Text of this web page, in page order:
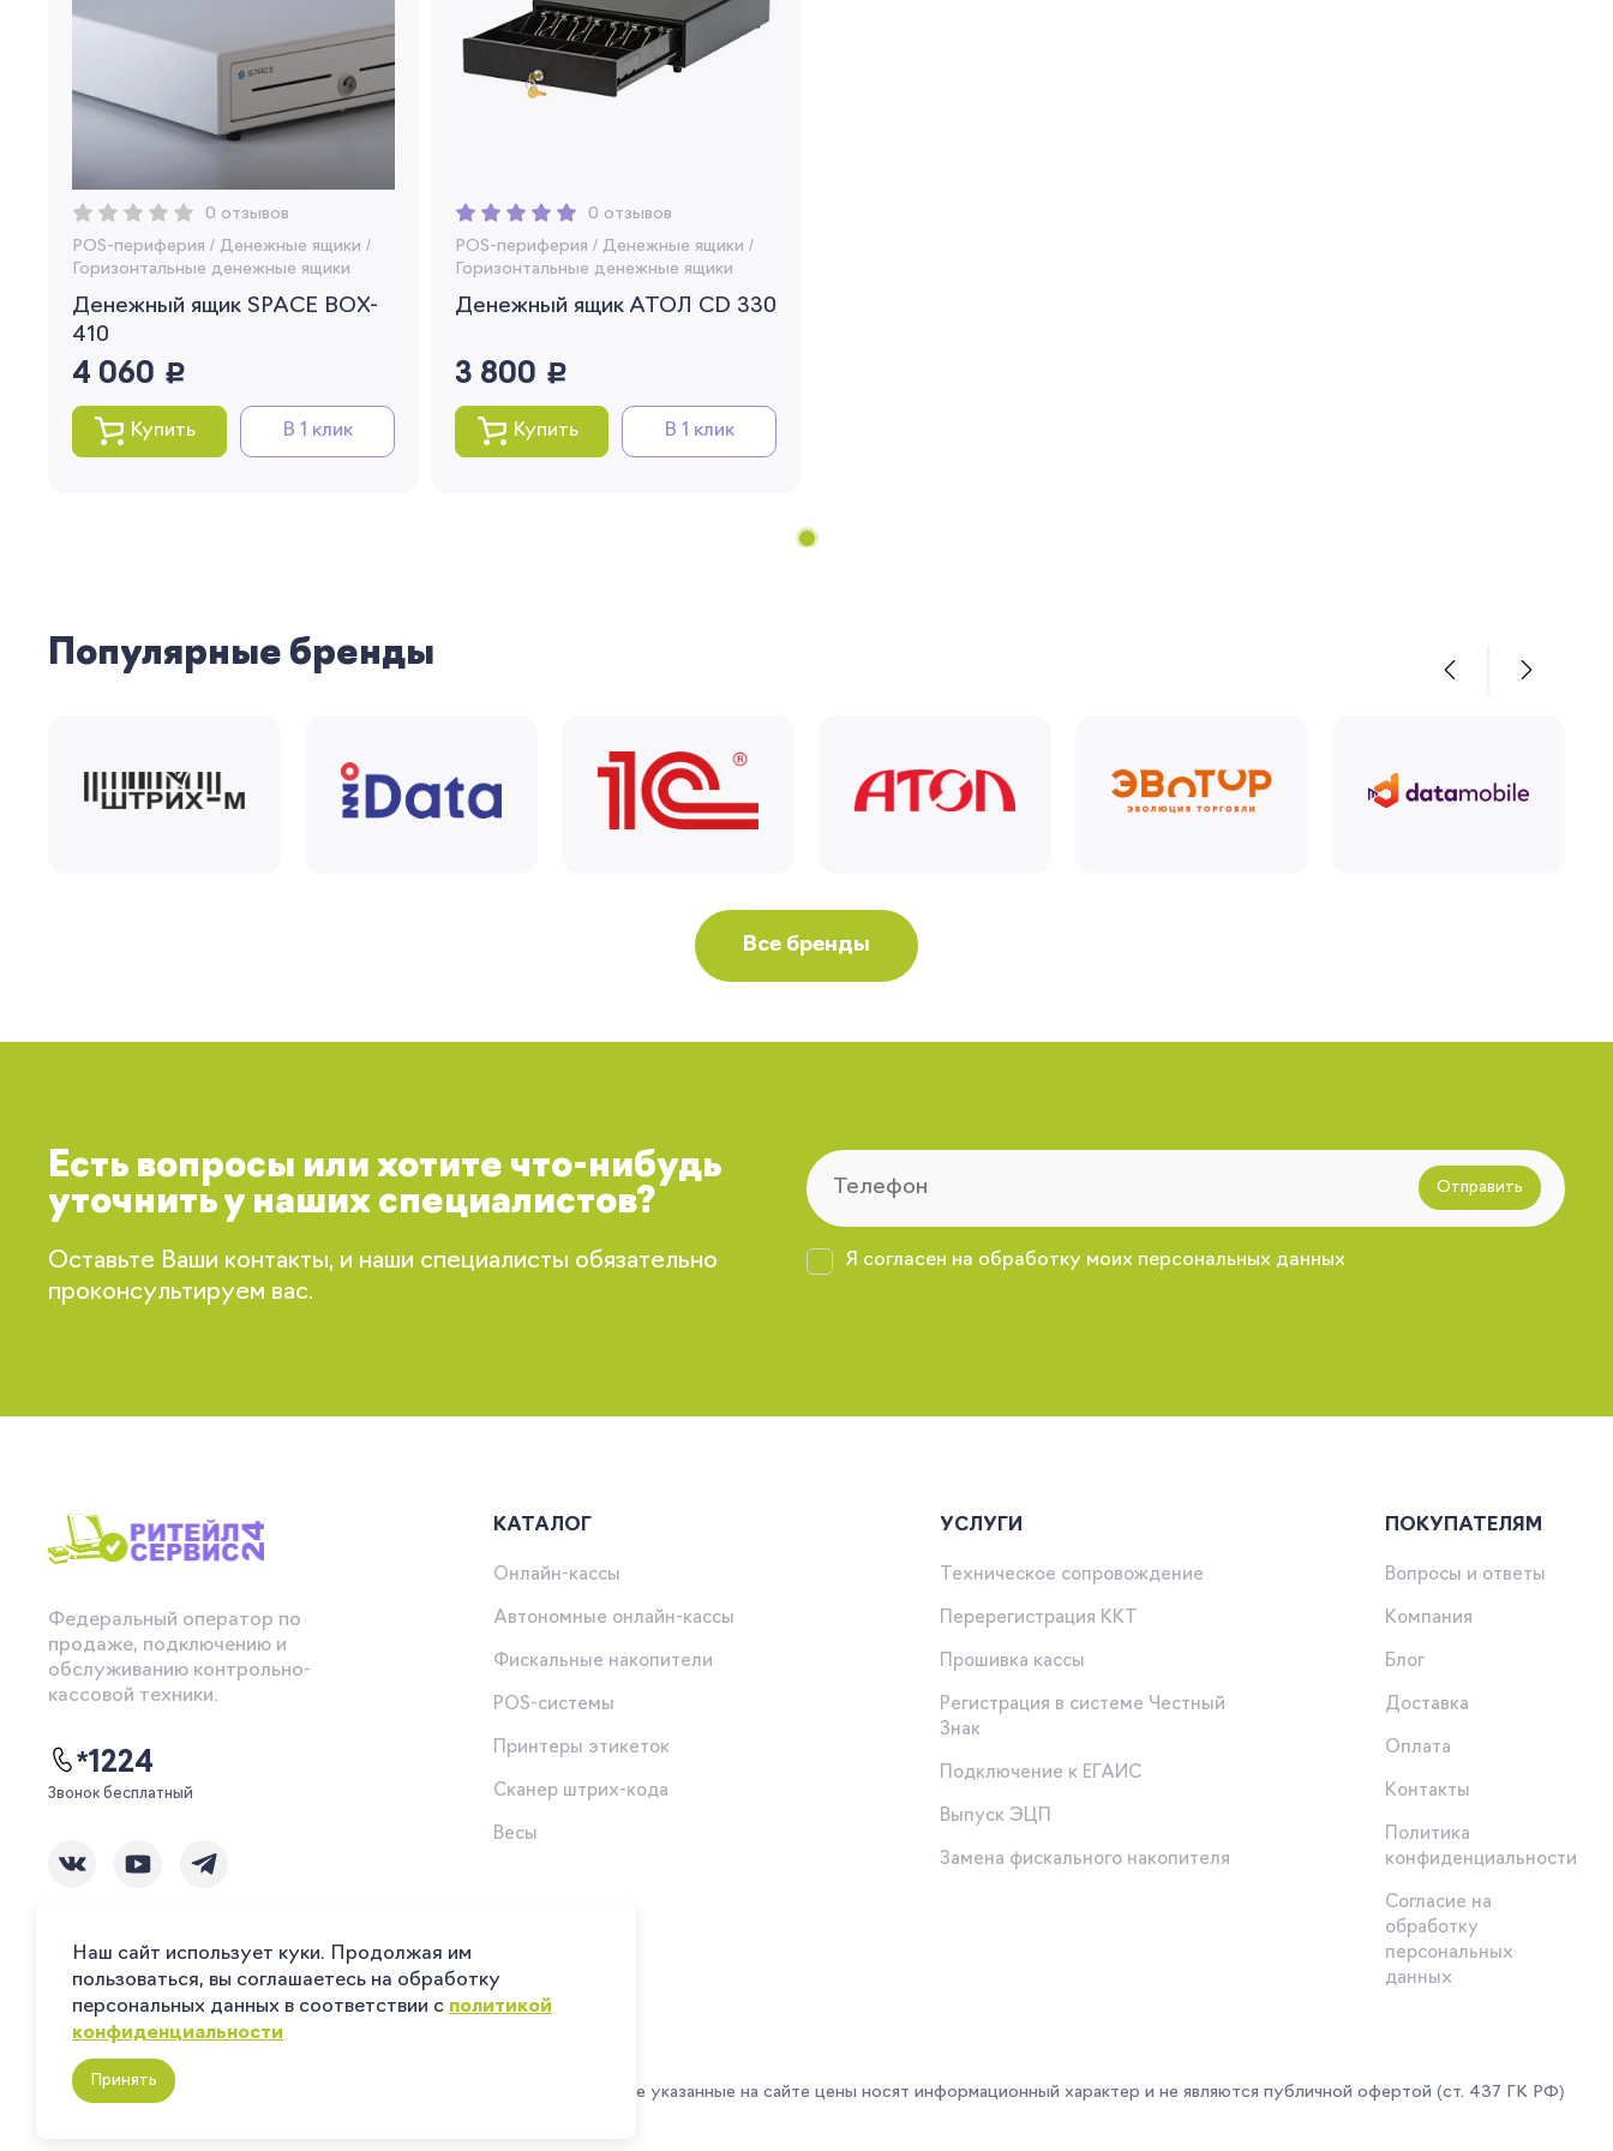
0 отзывов
POS-периферия / Денежные ящики /
Горизонтальные денежные ящики
Денежный ящик SPACE BOX-
410
4 060 руб.
Купить В 1 клик
0 отзывов
POS-периферия / Денежные ящики /
Горизонтальные денежные ящики
Денежный ящик АТОЛ CD 330
3 800 руб.
Купить В 1 клик
Популярные бренды
Все бренды
Есть вопросы или хотите что-нибудь
уточнить у наших специалистов?
Оставьте Ваши контакты, и наши специалисты обязательно
проконсультируем вас.
Отправить
Я согласен на обработку моих персональных данных
Федеральный оператор по
продаже, подключению и
обслуживанию контрольно-
кассовой техники.
*1224
Звонок бесплатный
КАТАЛОГ
Онлайн-кассы
Автономные онлайн-кассы
Фискальные накопители
POS-системы
Принтеры этикеток
Сканер штрих-кода
Весы
УСЛУГИ
Техническое сопровождение
Перерегистрация ККТ
Прошивка кассы
Регистрация в системе Честный
Знак
Подключение к ЕГАИС
Выпуск ЭЦП
Замена фискального накопителя
ПОКУПАТЕЛЯМ
Вопросы и ответы
Компания
Блог
Доставка
Оплата
Контакты
Политика
конфиденциальности
Согласие на
обработку
персональных
данных
© Компания «Ритейл Сервис 24», 2026
Все права защищены.
Все указанные на сайте цены носят информационный характер и не являются публичной офертой (ст. 437 ГК РФ)
Наш сайт использует куки. Продолжая им
пользоваться, вы соглашаетесь на обработку
персональных данных в соответствии с политикой
конфиденциальности
Принять
Вы сможете отслеживать статус своих
заказов и получать индивидуальные
рекомендации